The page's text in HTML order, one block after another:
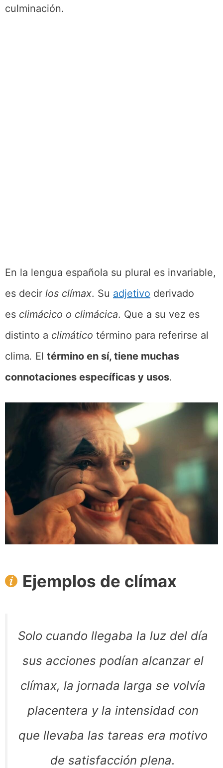
culminación.
En la lengua española su plural es invariable,
es decir los clímax. Su adjetivo derivado
es climácico o climácica. Que a su vez es
distinto a climático término para referirse al
clima. El término en sí, tiene muchas
connotaciones específicas y usos.
Ejemplos de clímax
Solo cuando llegaba la luz del día
sus acciones podían alcanzar el
clímax, la jornada larga se volvía
placentera y la intensidad con
que llevaba las tareas era motivo
de satisfacción plena.